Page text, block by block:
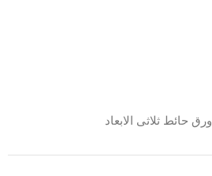
ورق حائط ثلاثى الابعاد